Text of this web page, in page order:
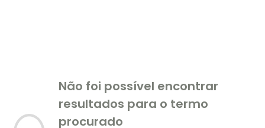
Não foi possível encontrar
resultados para o termo
procurado